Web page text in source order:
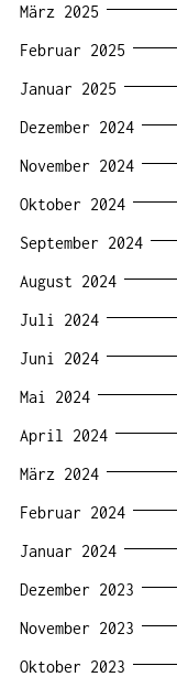
März 2025
Februar 2025
Januar 2025
Dezember 2024
November 2024
Oktober 2024
September 2024
August 2024
Juli 2024
Juni 2024
Mai 2024
April 2024
März 2024
Februar 2024
Januar 2024
Dezember 2023
November 2023
Oktober 2023